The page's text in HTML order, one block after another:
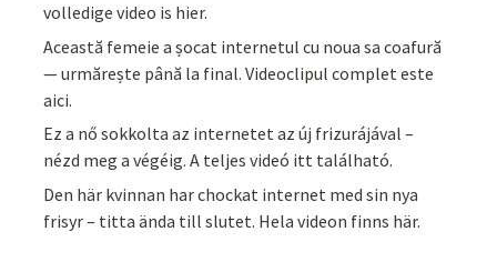
volledige video is hier.
Această femeie a șocat internetul cu noua sa coafură
— urmărește până la final. Videoclipul complet este
aici.
Ez a nő sokkolta az internetet az új frizurájával –
nézd meg a végéig. A teljes videó itt található.
Den här kvinnan har chockat internet med sin nya
frisyr – titta ända till slutet. Hela videon finns här.